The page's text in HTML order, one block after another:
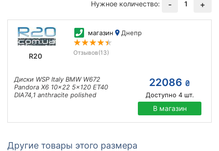
Нужное количество:
- 1 +
R20
магазин Днепр
Отзывов(13)
Диски WSP Italy BMW W672
Pandora X6 10x22 5x120 ET40
DIA74,1 anthracite polished
22086 ₴
Доступно 4шт.
В магазин
Другие товары этого размера